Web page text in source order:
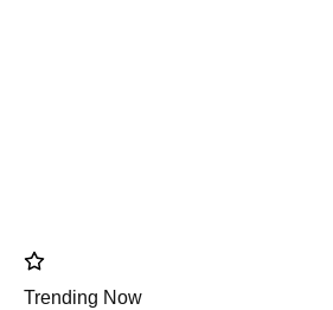
Trending Now